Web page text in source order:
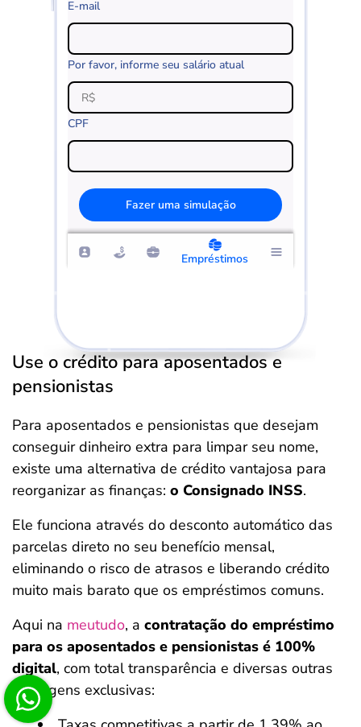
E-mail
Por favor, informe seu salário atual
CPF
Fazer uma simulação
Empréstimos
Use o crédito para aposentados e
pensionistas
Para aposentados e pensionistas que desejam
conseguir dinheiro extra para limpar seu nome,
existe uma alternativa de crédito vantajosa para
reorganizar as finanças: o Consignado INSS.
Ele funciona através do desconto automático das
parcelas direto no seu benefício mensal,
eliminando o risco de atrasos e liberando crédito
muito mais barato que os empréstimos comuns.
Aqui na meutudo, a contratação do empréstimo
para os aposentados e pensionistas é 100%
digital, com total transparência e diversas outras
vantagens exclusivas: